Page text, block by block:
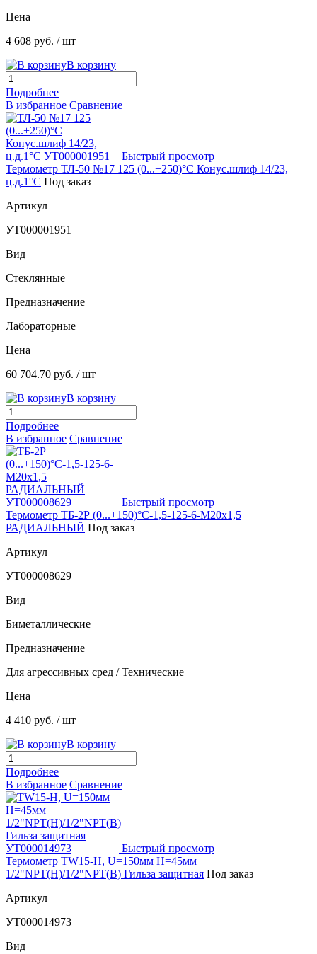
Цена
4 608 руб. / шт
В корзину
Подробнее
В избранное Сравнение
Быстрый просмотр
Термометр ТЛ-50 №17 125 (0...+250)°С Конус.шлиф 14/23,
ц.д.1°С Под заказ
Артикул
УТ000001951
Вид
Стеклянные
Предназначение
Лабораторные
Цена
60 704.70 руб. / шт
В корзину
Подробнее
В избранное Сравнение
Быстрый просмотр
Термометр ТБ-2Р (0...+150)°С-1,5-125-6-М20х1,5
РАДИАЛЬНЫЙ Под заказ
Артикул
УТ000008629
Вид
Биметаллические
Предназначение
Для агрессивных сред / Технические
Цена
4 410 руб. / шт
В корзину
Подробнее
В избранное Сравнение
Быстрый просмотр
Термометр TW15-H, U=150мм H=45мм
1/2"NPT(Н)/1/2"NPT(В) Гильза защитная Под заказ
Артикул
УТ000014973
Вид